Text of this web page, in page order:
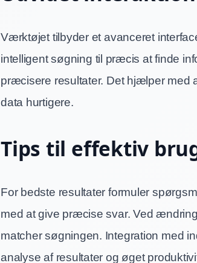
Værktøjet tilbyder et avanceret
intelligent søgning til præcis at finde
præcisere resultater. Det hjælper med
data hurtigere.
Tips til effektiv
For bedste resultater formuler
med at give præcise svar. Ved
matcher søgningen. Integration med
analyse af resultater og øget